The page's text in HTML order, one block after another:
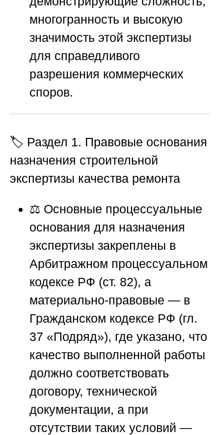
многогранность и высокую
значимость этой экспертизы
для справедливого
разрешения коммерческих
споров.
🏷️ Раздел 1. Правовые основания
назначения строительной
экспертизы качества ремонта
⚖️ Основные процессуальные
основания для назначения
экспертизы закреплены в
Арбитражном процессуальном
кодексе РФ (ст. 82), а
материально-правовые — в
Гражданском кодексе РФ (гл.
37 «Подряд»), где указано, что
качество выполненной работы
должно соответствовать
договору, технической
документации, а при
отсутствии таких условий —